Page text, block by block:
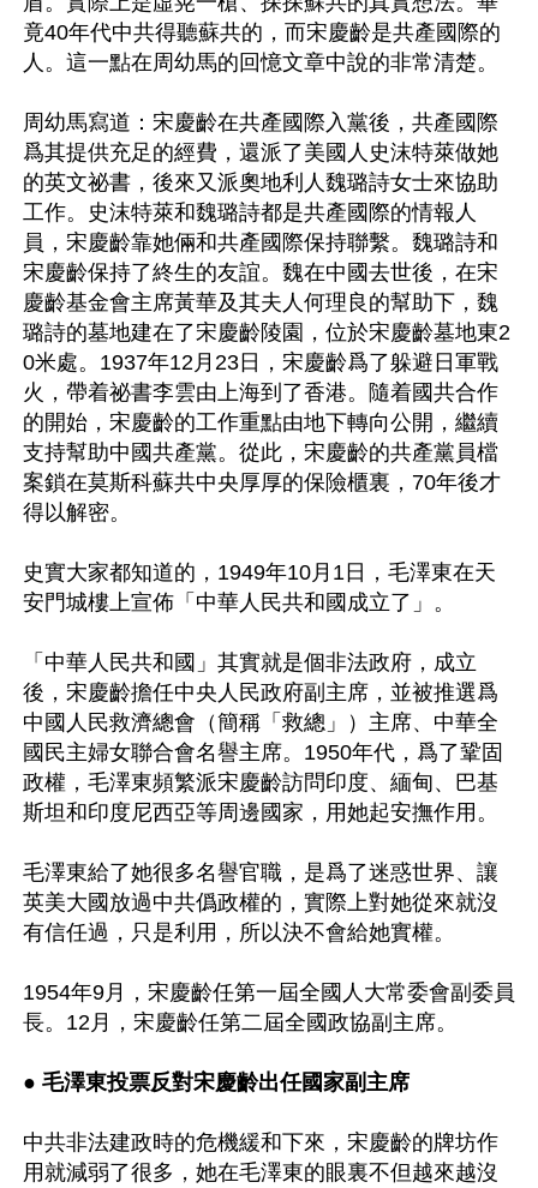
竟40年代中共得聽蘇共的，而宋慶齡是共產國際的
人。這一點在周幼馬的回憶文章中說的非常清楚。
周幼馬寫道：宋慶齡在共產國際入黨後，共產國際
爲其提供充足的經費，還派了美國人史沫特萊做她
的英文祕書，後來又派奧地利人魏璐詩女士來協助
工作。史沫特萊和魏璐詩都是共產國際的情報人
員，宋慶齡靠她倆和共產國際保持聯繫。魏璐詩和
宋慶齡保持了終生的友誼。魏在中國去世後，在宋
慶齡基金會主席黃華及其夫人何理良的幫助下，魏
璐詩的墓地建在了宋慶齡陵園，位於宋慶齡墓地東2
0米處。1937年12月23日，宋慶齡爲了躲避日軍戰
火，帶着祕書李雲由上海到了香港。隨着國共合作
的開始，宋慶齡的工作重點由地下轉向公開，繼續
支持幫助中國共產黨。從此，宋慶齡的共產黨員檔
案鎖在莫斯科蘇共中央厚厚的保險櫃裏，70年後才
得以解密。
史實大家都知道的，1949年10月1日，毛澤東在天
安門城樓上宣佈「中華人民共和國成立了」。
「中華人民共和國」其實就是個非法政府，成立
後，宋慶齡擔任中央人民政府副主席，並被推選爲
中國人民救濟總會（簡稱「救總」）主席、中華全
國民主婦女聯合會名譽主席。1950年代，爲了鞏固
政權，毛澤東頻繁派宋慶齡訪問印度、緬甸、巴基
斯坦和印度尼西亞等周邊國家，用她起安撫作用。
毛澤東給了她很多名譽官職，是爲了迷惑世界、讓
英美大國放過中共僞政權的，實際上對她從來就沒
有信任過，只是利用，所以決不會給她實權。
1954年9月，宋慶齡任第一屆全國人大常委會副委員
長。12月，宋慶齡任第二屆全國政協副主席。
● 毛澤東投票反對宋慶齡出任國家副主席
中共非法建政時的危機緩和下來，宋慶齡的牌坊作
用就減弱了很多，她在毛澤東的眼裏不但越來越沒